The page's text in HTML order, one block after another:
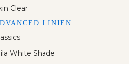
Clear
LINIEN
White Shade